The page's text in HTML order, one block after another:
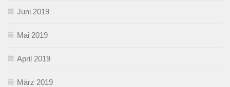
Juni 2019
Mai 2019
April 2019
März 2019